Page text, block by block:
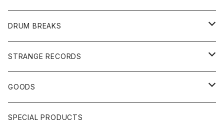
JAPANESE DJ
7"/12"
DONUTS 45
GIRLS
HIPHOP CLASSIC GALLERY
日本語ラップ CLASSIC GALLERY
DRUM BREAKS
US/UK/OTHERS
JAPANESE
STRANGE RECORDS
DRUM DRUM DRUM/KARAOKE
パチソン/AUDIO CHECK/LIBRARY
GOODS
BOOK
SPECIAL PRODUCTS